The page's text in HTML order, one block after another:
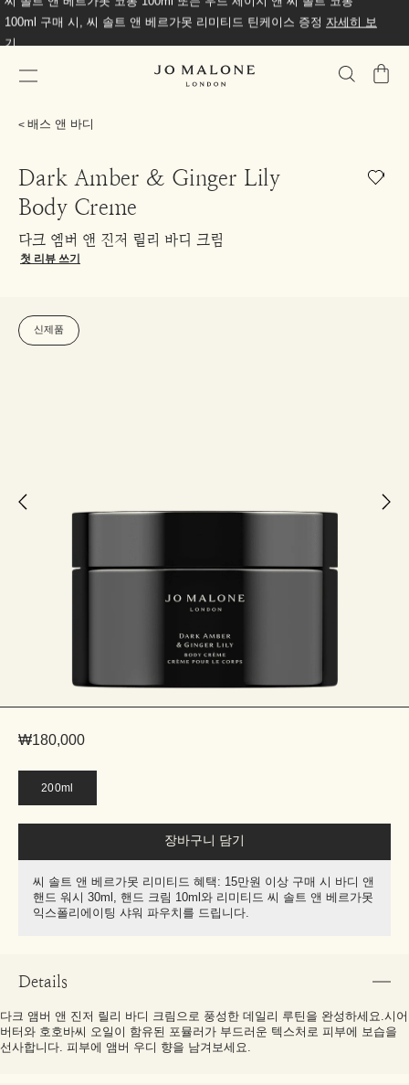
100ml 구매 시, 씨 솔트 앤 베르가못 리미티드 틴케이스 증정 자세히 보
기
가
배스 앤 바디
Dark Amber & Ginger Lily
Body Creme
다크 엠버 앤 진저 릴리 바디 크림
첫 리뷰 쓰기
신제품
₩180,000
200ml
장바구니 담기
씨 솔트 앤 베르가못 리미티드 혜택: 15만원 이상 구매 시 바디 앤
핸드 워시 30ml, 핸드 크림 10ml와 리미티드 씨 솔트 앤 베르가못
익스폴리에이팅 샤워 파우치를 드립니다.
Details
다크 앰버 앤 진저 릴리 바디 크림으로 풍성한 데일리 루틴을 완성하세요.시어
버터와 호호바씨 오일이 함유된 포뮬러가 부드러운 텍스처로 피부에 보습을
선사합니다. 피부에 앰버 우디 향을 남겨보세요.